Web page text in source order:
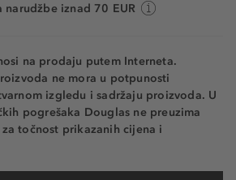
narudžbe iznad 70 EUR
na prodaju putem Interneta.
ne mora u potpunosti
izgledu i sadržaju proizvoda. U
pogrešaka Douglas ne preuzima
točnost prikazanih cijena i